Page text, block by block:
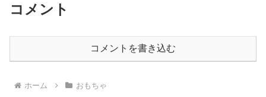
コメント
コメントを書き込む
ホーム おもちゃ